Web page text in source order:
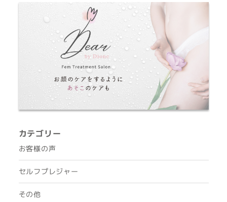
カテゴリー
お客様の声
セルフプレジャー
その他